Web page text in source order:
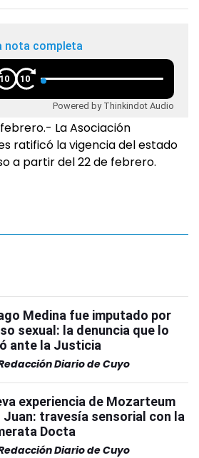
nota completa
10 10
Powered by Thinkindot Audio
La Asociación
ratificó la vigencia del estado
a partir del 22 de febrero.
Medina fue imputado por
sexual: la denuncia que lo
ante la Justicia
Diario de Cuyo
experiencia de Mozarteum
Juan: travesía sensorial con la
Docta
Diario de Cuyo